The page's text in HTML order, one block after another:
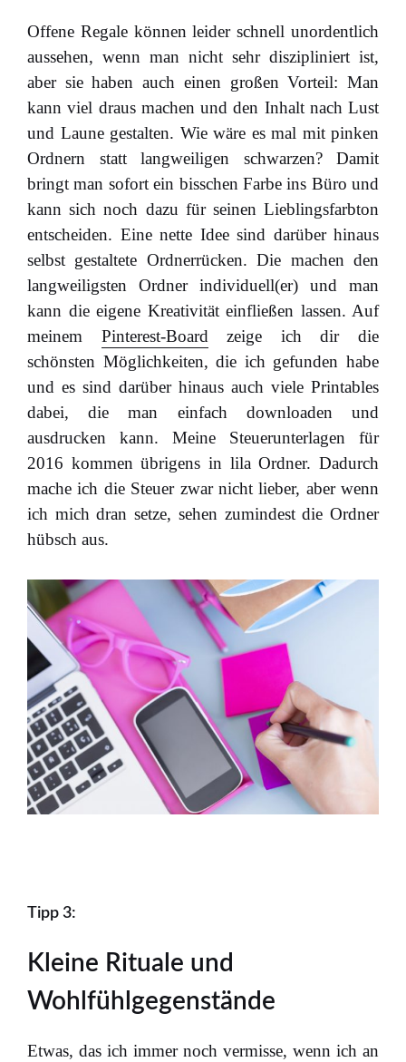
Offene Regale können leider schnell unordentlich
aussehen, wenn man nicht sehr diszipliniert ist,
aber sie haben auch einen großen Vorteil: Man
kann viel draus machen und den Inhalt nach Lust
und Laune gestalten. Wie wäre es mal mit pinken
Ordnern statt langweiligen schwarzen? Damit
bringt man sofort ein bisschen Farbe ins Büro und
kann sich noch dazu für seinen Lieblingsfarbton
entscheiden. Eine nette Idee sind darüber hinaus
selbst gestaltete Ordnerrücken. Die machen den
langweiligsten Ordner individuell(er) und man
kann die eigene Kreativität einfließen lassen. Auf
meinem Pinterest-Board zeige ich dir die
schönsten Möglichkeiten, die ich gefunden habe
und es sind darüber hinaus auch viele Printables
dabei, die man einfach downloaden und
ausdrucken kann. Meine Steuerunterlagen für
2016 kommen übrigens in lila Ordner. Dadurch
mache ich die Steuer zwar nicht lieber, aber wenn
ich mich dran setze, sehen zumindest die Ordner
hübsch aus.
Tipp 3:
Kleine Rituale und
Wohlfühlgegenstände
Etwas, das ich immer noch vermisse, wenn ich an